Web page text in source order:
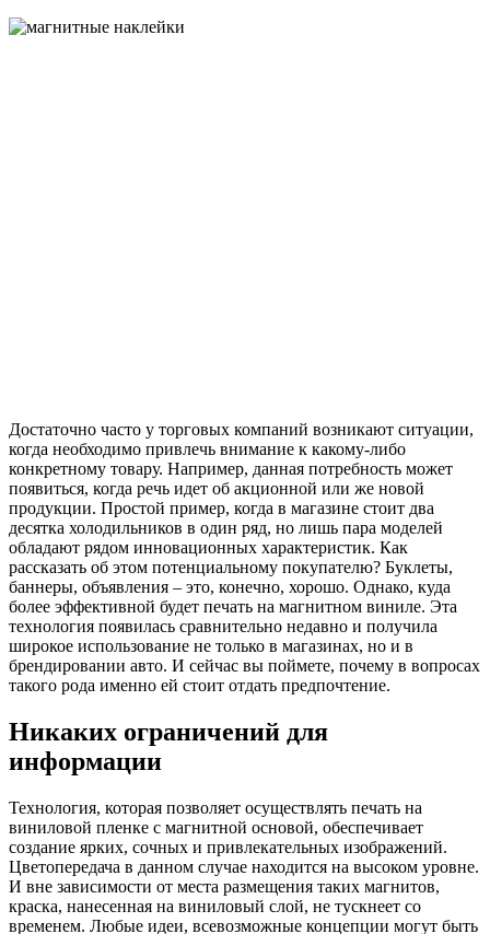
Достаточно часто у торговых компаний возникают ситуации,
когда необходимо привлечь внимание к какому-либо
конкретному товару. Например, данная потребность может
появиться, когда речь идет об акционной или же новой
продукции. Простой пример, когда в магазине стоит два
десятка холодильников в один ряд, но лишь пара моделей
обладают рядом инновационных характеристик. Как
рассказать об этом потенциальному покупателю? Буклеты,
баннеры, объявления – это, конечно, хорошо. Однако, куда
более эффективной будет печать на магнитном виниле. Эта
технология появилась сравнительно недавно и получила
широкое использование не только в магазинах, но и в
брендировании авто. И сейчас вы поймете, почему в вопросах
такого рода именно ей стоит отдать предпочтение.
Никаких ограничений для
информации
Технология, которая позволяет осуществлять печать на
виниловой пленке с магнитной основой, обеспечивает
создание ярких, сочных и привлекательных изображений.
Цветопередача в данном случае находится на высоком уровне.
И вне зависимости от места размещения таких магнитов,
краска, нанесенная на виниловый слой, не тускнеет со
временем. Любые идеи, всевозможные концепции могут быть